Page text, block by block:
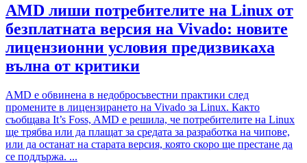
AMD лиши потребителите на Linux от
безплатната версия на Vivado: новите
лицензионни условия предизвикаха
вълна от критики
AMD е обвинена в недобросъвестни практики след
промените в лицензирането на Vivado за Linux. Както
съобщава It’s Foss, AMD е решила, че потребителите на Linux
ще трябва или да плащат за средата за разработка на чипове,
или да останат на старата версия, която скоро ще престане да
се поддържа. ...